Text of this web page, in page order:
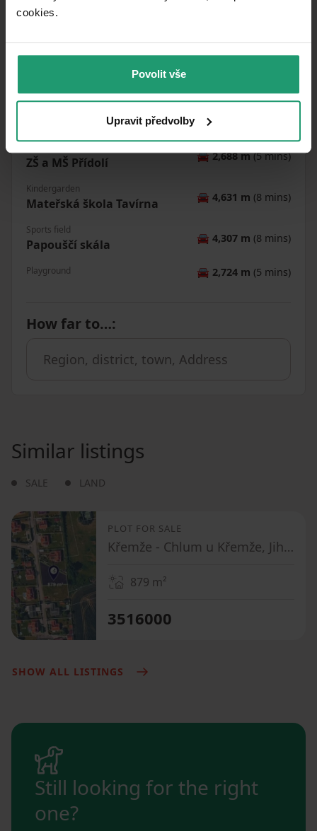
cookies.​
Povolit vše
Upravit předvolby
Komerční banka
Restaurace Kavalírka
Pharmacy
Lékárna Český Krumlov 🚘
ZŠ a MŠ Přídolí 🚘2,688 m(5 mins)
Kindergarden
Mateřská škola Tavírna 🚘 4,631 m (8 mins)
Sports field
Papouščí skála 🚘 4,307 m (8 mins)
Playground 🚘 2,724 m (5 mins)
How far to…:
Similar listings
SALE LAND
PLOT FOR SALE
Křemže - Chlum u Křemže, Jihočeský Region
879 m²
3516000
SHOW ALL LISTINGS
Still looking for the right
one?